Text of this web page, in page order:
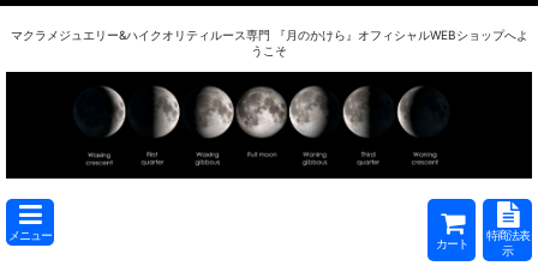
マクラメジュエリー&ハイクオリティルース専門 『月のかけら』オフィシャルWEBショップへよ
うこそ
メニュー
カート
特商法表
示